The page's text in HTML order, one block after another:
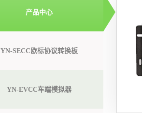
产品中心
YN-SECC欧标协议转换板
YN-EVCC车端模拟器